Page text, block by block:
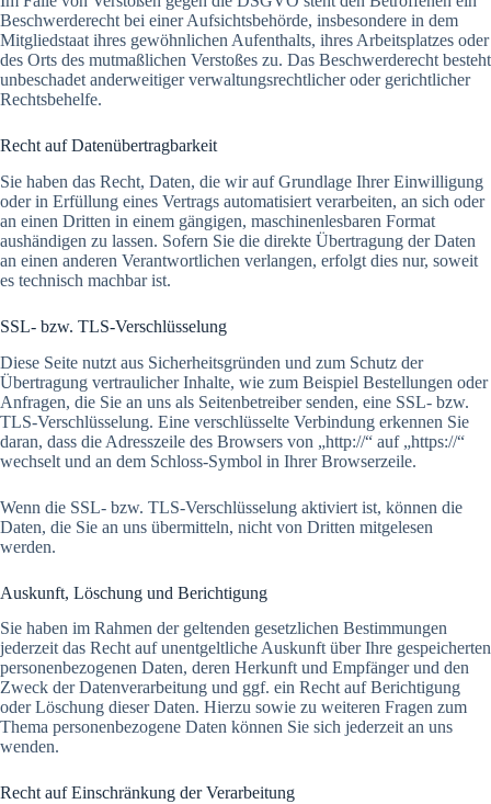
Beschwerderecht bei einer Aufsichtsbehörde, insbesondere in dem
Mitgliedstaat ihres gewöhnlichen Aufenthalts, ihres Arbeitsplatzes oder
des Orts des mutmaßlichen Verstoßes zu. Das Beschwerderecht besteht
unbeschadet anderweitiger verwaltungsrechtlicher oder gerichtlicher
Rechtsbehelfe.
Recht auf Daten­übertrag­barkeit
Sie haben das Recht, Daten, die wir auf Grundlage Ihrer Einwilligung
oder in Erfüllung eines Vertrags automatisiert verarbeiten, an sich oder
an einen Dritten in einem gängigen, maschinenlesbaren Format
aushändigen zu lassen. Sofern Sie die direkte Übertragung der Daten
an einen anderen Verantwortlichen verlangen, erfolgt dies nur, soweit
es technisch machbar ist.
SSL- bzw. TLS-Verschlüsselung
Diese Seite nutzt aus Sicherheitsgründen und zum Schutz der
Übertragung vertraulicher Inhalte, wie zum Beispiel Bestellungen oder
Anfragen, die Sie an uns als Seitenbetreiber senden, eine SSL- bzw.
TLS-Verschlüsselung. Eine verschlüsselte Verbindung erkennen Sie
daran, dass die Adresszeile des Browsers von „http://“ auf „https://“
wechselt und an dem Schloss-Symbol in Ihrer Browserzeile.
Wenn die SSL- bzw. TLS-Verschlüsselung aktiviert ist, können die
Daten, die Sie an uns übermitteln, nicht von Dritten mitgelesen
werden.
Auskunft, Löschung und Berichtigung
Sie haben im Rahmen der geltenden gesetzlichen Bestimmungen
jederzeit das Recht auf unentgeltliche Auskunft über Ihre gespeicherten
personenbezogenen Daten, deren Herkunft und Empfänger und den
Zweck der Datenverarbeitung und ggf. ein Recht auf Berichtigung
oder Löschung dieser Daten. Hierzu sowie zu weiteren Fragen zum
Thema personenbezogene Daten können Sie sich jederzeit an uns
wenden.
Recht auf Einschränkung der Verarbeitung